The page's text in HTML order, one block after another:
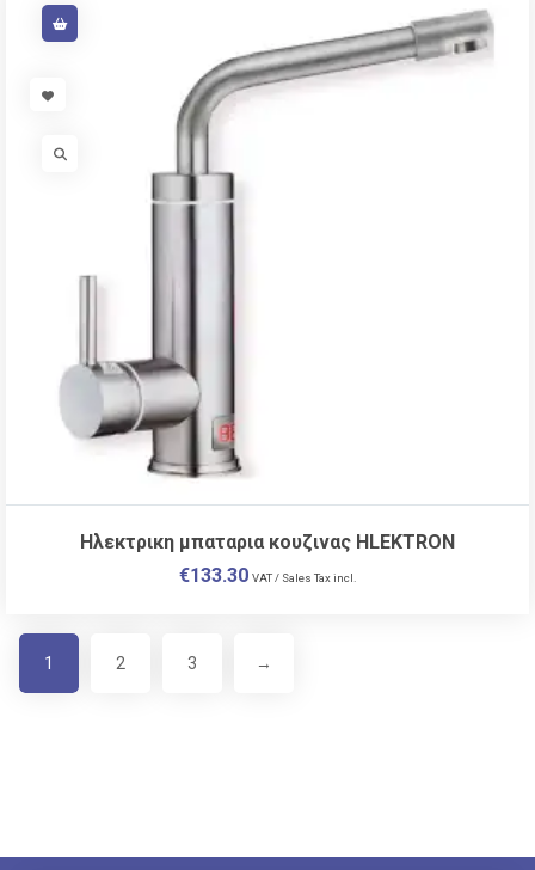
VISIT LINK
VISIT LINK
Ηλεκτρικη μπαταρια κουζινας HLEKTRON
€133.30 VAT / Sales Tax incl.
1 2 3 →